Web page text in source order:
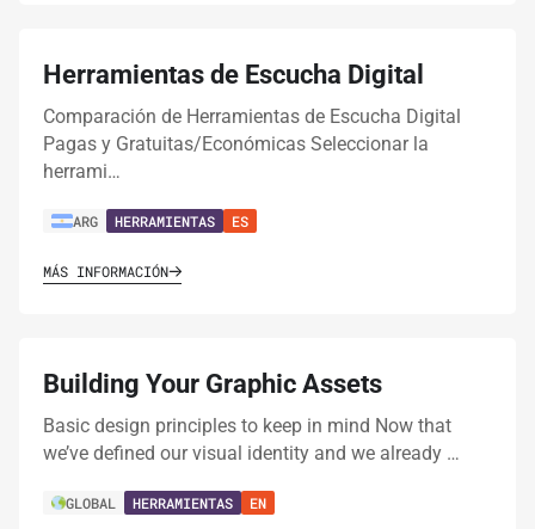
Herramientas de Escucha Digital
Comparación de Herramientas de Escucha Digital
Pagas y Gratuitas/Económicas Seleccionar la
herrami…
ARG HERRAMIENTAS ES
MÁS INFORMACIÓN
Building Your Graphic Assets
Basic design principles to keep in mind Now that
we’ve defined our visual identity and we already …
GLOBAL HERRAMIENTAS EN